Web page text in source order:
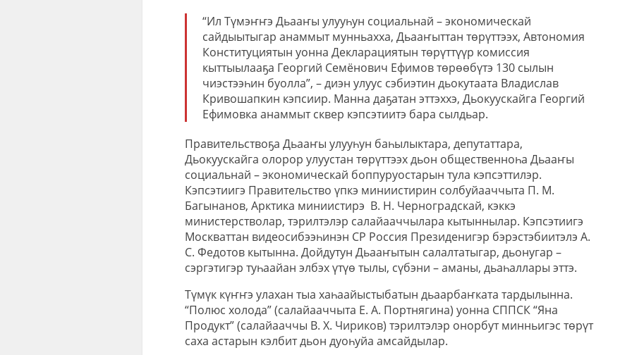
“Ил Түмэҥҥэ Дьааҥы улууһун социальнай – экономическай
сайдыытыгар анаммыт мунньахха, Дьааҥыттан төрүттээх, Автономия
Конституциятын уонна Декларациятын төрүттүүр комиссия
кыттыылааҕа Георгий Семёнович Ефимов төрөөбүтэ 130 сылын
чиэстээһин буолла”, – диэн улуус сэбиэтин дьокутаата Владислав
Кривошапкин кэпсиир. Манна даҕатан эттэххэ, Дьокуускайга Георгий
Ефимовка анаммыт сквер кэпсэтиитэ бара сылдьар.
Правительствоҕа Дьааҥы улууһун баһылыктара, депутаттара,
Дьокуускайга олорор улуустан төрүттээх дьон общественноһа Дьааҥы
социальнай – экономическай боппуруостарын тула кэпсэттилэр.
Кэпсэтиигэ Правительство үпкэ миниистирин солбуйааччыта П. М.
Багынанов, Арктика миниистирэ В. Н. Черноградскай, кэккэ
министерстволар, тэрилтэлэр салайааччылара кытыннылар. Кэпсэтиигэ
Москваттан видеосибээһинэн СР Россия Президенигэр бэрэстэбиитэлэ А.
С. Федотов кытынна. Дойдутун Дьааҥытын салалтатыгар, дьонугар –
сэргэтигэр туһаайан элбэх үтүө тылы, сүбэни – аманы, дьаһаллары эттэ.
Түмүк күҥҥэ улахан тыа хаһаайыстыбатын дьаарбаҥката тардылынна.
“Полюс холода” (салайааччыта Е. А. Портнягина) уонна СППСК “Яна
Продукт” (салайааччы В. Х. Чириков) тэрилтэлэр онорбут минньигэс төрүт
саха астарын кэлбит дьон дуоһуйа амсайдылар.